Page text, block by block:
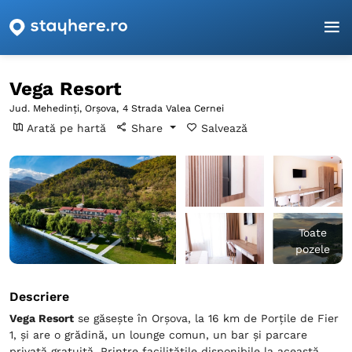
Pagina principală
Vega Resort
Jud. Mehedinți, Orşova, 4 Strada Valea Cernei
Arată pe hartă Share Salvează
Toate
pozele
Descriere
Vega Resort se găsește în Orşova, la 16 km de Porţile de Fier
1, și are o grădină, un lounge comun, un bar și parcare